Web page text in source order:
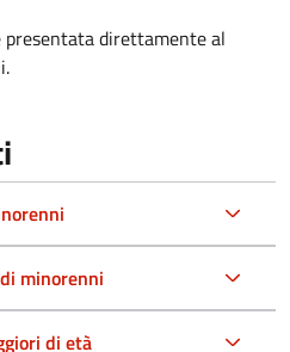
presentata direttamente al
minorenni
di età